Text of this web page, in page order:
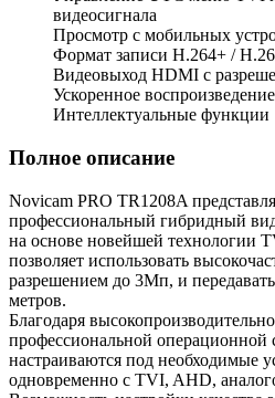
видеосигнала
Просмотр с мобильных
Формат записи H.264+ /
Видеовыход HDMI c
Ускоренное
Интеллектуальные функции
Полное описание
Novicam PRO TR1208A
профессиональный гибридный
на основе новейшей технологии
позволяет использовать
разрешением до 3Мп, и
метров.
Благодаря
профессиональной операционной
настраиваются под необходимые
одновременно с TVI, AHD,